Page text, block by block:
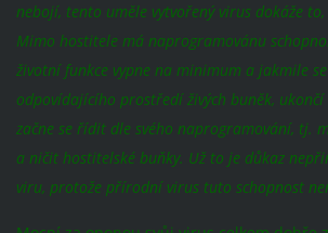
nebojí, tento uměle vytvořený virus dokáže
Mimo hostitele má naprogramovánu
životní funkce vypne na minimum a jakmile
odpovídajícího prostředí živých buněk,
začne se řídit dle svého naprogramování, tj.
a ničit hostitelské buňky. Už to je důkaz
viru, protože přírodní virus tuto schopnost